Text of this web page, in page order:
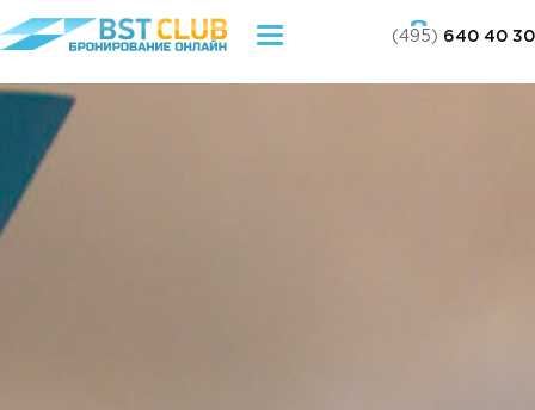
Toggle
(495) 640 40 30